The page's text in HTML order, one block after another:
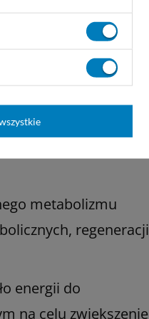
ograniczenia
produkcja
metabolizmu
regeneracji
energii do
na celu zwiększenie